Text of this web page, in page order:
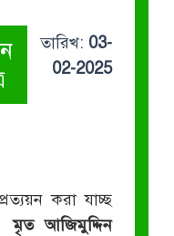
তারিখ: 03-
02-2025
করা যাচ্ছ
মৃত আজিমুদ্দিন